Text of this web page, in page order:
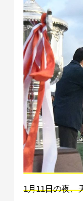
1月11日の夜、